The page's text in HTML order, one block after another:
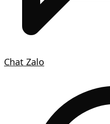
Chat Zalo